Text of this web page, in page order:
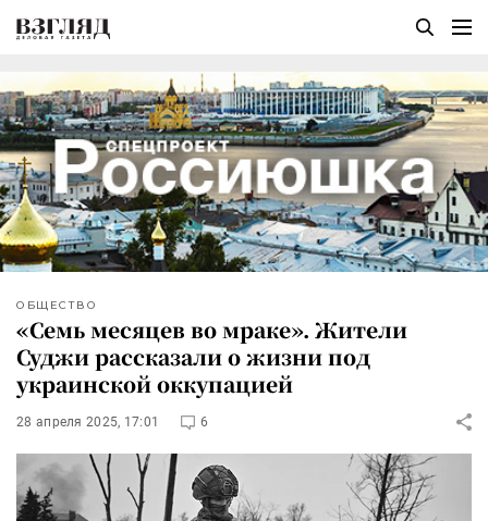
ОБЩЕСТВО
«Семь месяцев во мраке». Жители
Суджи рассказали о жизни под
украинской оккупацией
28 апреля 2025, 17:01 6